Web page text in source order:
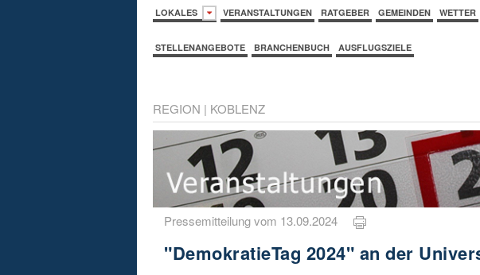
LOKALES VERANSTALTUNGEN RATGEBER GEMEINDEN WETTER
STELLENANGEBOTE BRANCHENBUCH AUSFLUGSZIELE
REGION | KOBLENZ
Pressemitteilung vom 13.09.2024
"DemokratieTag 2024" an der